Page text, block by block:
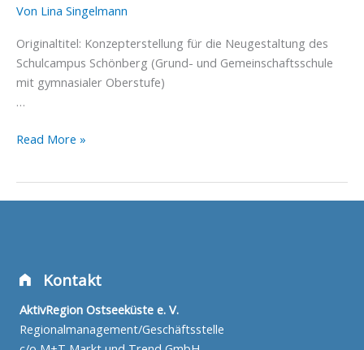
Von Lina Singelmann
Originaltitel: Konzepterstellung für die Neugestaltung des
Schulcampus Schönberg (Grund- und Gemeinschaftsschule
mit gymnasialer Oberstufe)
…
Konzept:
Schulcampus
Read More »
Kontakt
AktivRegion Ostseeküste e. V.
Regionalmanagement/Geschäftsstelle